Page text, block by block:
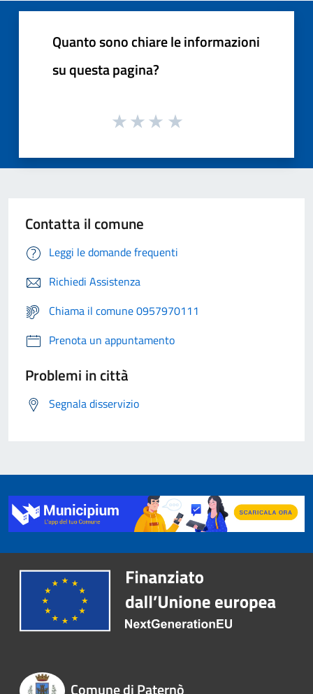
Quanto sono chiare le informazioni
su questa pagina?
Contatta il comune
Leggi le domande frequenti
Richiedi Assistenza
Chiama il comune 0957970111
Prenota un appuntamento
Problemi in città
Segnala disservizio
Comune di Paternò